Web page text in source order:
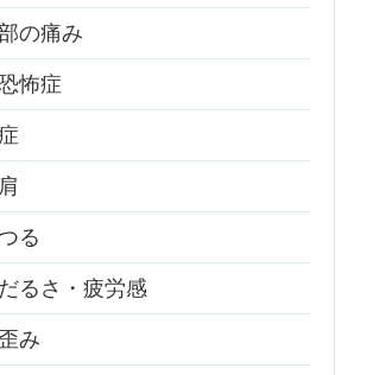
の痛み
怖症
る
るさ・疲労感
み